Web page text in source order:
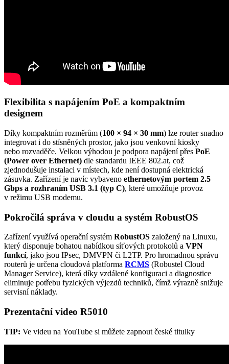
Flexibilita s napájením PoE a kompaktním
designem
Díky kompaktním rozměrům (100 × 94 × 30 mm) lze routersnadno
integrovat i do stísněných prostor, jako jsou venkovní kiosky
nebo rozvaděče. Velkou výhodou je podpora napájení přes PoE
(Power over Ethernet) dle standardu IEEE 802.at, což
zjednodušuje instalaci v místech, kde není dostupná elektrická
zásuvka. Zařízení je navíc vybaveno ethernetovým portem 2.5
Gbps a rozhraním USB 3.1 (typ C), které umožňuje provoz
v režimu USB modemu.
Pokročilá správa v cloudu a systém RobustOS
Zařízení využívá operační systém RobustOS založený na Linuxu,
který disponuje bohatou nabídkou síťových protokolů a VPN
funkcí, jako jsou IPsec, DMVPN či L2TP. Pro hromadnou správu
routerů je určena cloudová platforma RCMS (Robustel Cloud
Manager Service), která díky vzdálené konfiguraci a diagnostice
eliminuje potřebu fyzických výjezdů techniků, čímž výrazně snižuje
servisní náklady.
Prezentační video R5010
TIP: Ve videu na YouTube si můžete zapnout české titulky